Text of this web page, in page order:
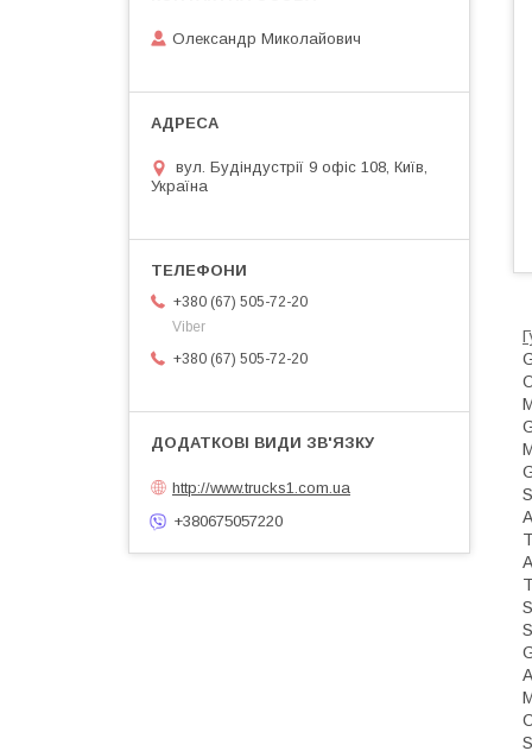
Олександр Миколайович
вул. Будіндустрії 9 офіс 108, Київ,
Україна
+380 (67) 505-72-20
Viber
+380 (67) 505-72-20
http://www.trucks1.com.ua
+380675057220